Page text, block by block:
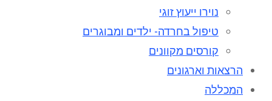
נוירו ייעוץ זוגי
טיפול בחרדה- ילדים ומבוגרים
קורסים מקוונים
הרצאות וארגונים
המכללה